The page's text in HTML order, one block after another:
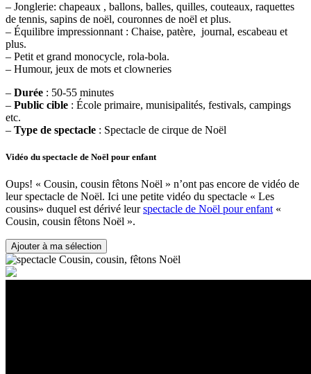
– Jonglerie: chapeaux , ballons, balles, quilles, couteaux, raquettes
de tennis, sapins de noël, couronnes de noël et plus.
– Équilibre impressionnant : Chaise, patère, journal, escabeau et
plus.
– Petit et grand monocycle, rola-bola.
– Humour, jeux de mots et clowneries
– Durée : 50-55 minutes
– Public cible : École primaire, munisipalités, festivals, campings
etc.
– Type de spectacle : Spectacle de cirque de Noël
Vidéo du spectacle de Noël pour enfant
Oups! « Cousin, cousin fêtons Noël » n’ont pas encore de vidéo de
leur spectacle de Noël. Ici une petite vidéo du spectacle « Les
cousins» duquel est dérivé leurspectacle de Noël pour enfant«
Cousin, cousin fêtons Noël ».
Ajouter à ma sélection